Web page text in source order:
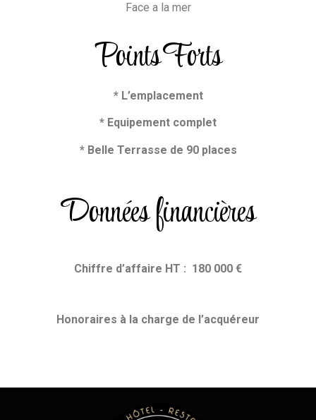
Face a la mer
Points Forts
* L’emplacement
* Equipement complet
* Belle Terrasse de 90 places
Données financières
Chiffre d’affaire HT : 180 000 €
Honoraires à la charge de l’acquéreur